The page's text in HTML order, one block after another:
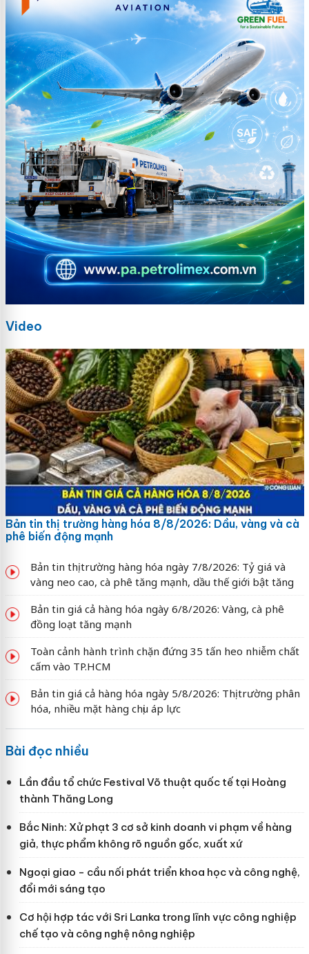
Video
Bản tin thị trường hàng hóa 8/8/2026: Dầu, vàng và cà
phê biến động mạnh
Bản tin thị trường hàng hóa ngày 7/8/2026: Tỷ giá và
vàng neo cao, cà phê tăng mạnh, dầu thế giới bật tăng
Bản tin giá cả hàng hóa ngày 6/8/2026: Vàng, cà phê
đồng loạt tăng mạnh
Toàn cảnh hành trình chặn đứng 35 tấn heo nhiễm chất
cấm vào TP.HCM
Bản tin giá cả hàng hóa ngày 5/8/2026: Thị trường phân
hóa, nhiều mặt hàng chịu áp lực
Bài đọc nhiều
Lần đầu tổ chức Festival Võ thuật quốc tế tại Hoàng
thành Thăng Long
Bắc Ninh: Xử phạt 3 cơ sở kinh doanh vi phạm về hàng
giả, thực phẩm không rõ nguồn gốc, xuất xứ
Ngoại giao - cầu nối phát triển khoa học và công nghệ,
đổi mới sáng tạo
Cơ hội hợp tác với Sri Lanka trong lĩnh vực công nghiệp
chế tạo và công nghệ nông nghiệp